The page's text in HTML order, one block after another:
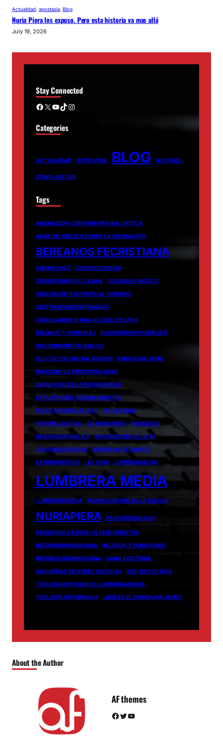
Actualidad apostasía Blog
Nuria Piera los expuso. Pero esta historia va mas allá
July 19, 2026
Stay Connected
Facebook X YouTube TikTok Instagram
Categories
ACTUALIDAD APOSTASÍA BLOG BLOGROLL
COMO JUZGAR
Tags
ADORACIÓN CONTEMPORÁNEA CRÍTICA
ANÁLISIS BÍBLICO SOBRE LA ADORACIÓN
BEREANOS FECRISTIANA
CIBERACOSO
CIBERSEGURIDAD
CIBERSEGURIDAD LATAM
COLOMBIA MEXICO
CRECIMIENTO ESPIRITUAL GENUINO
CRISTIANISMOREFORMADO
CÓMO SABER SI UNA IGLESIA ES SANA
DIEZMOS Y OFRENDAS
DISCERNIMIENTOBIBLICO
DISCERNIMIENTO BÍBLICO
EDUCACIÓN DIGITAL PADRES
EMOCIONALISMO
EMOCIÓN VS EMOCIONALISMO
EVANGELIO DE LA PROSPERIDAD
EXPLOTACIÓN SEXUAL INFANTIL
FALSA ESPIRITUALIDAD
FE O ESTAFA
FORENSE DIGITAL
G3 MINISTRIES
GROOMING
IGLESIAEVANGELICA
INFLUENCERS DE LA FE
JOHN MACARTHUR
JONATHAN EDWARDS
LATINOAMÉRICA
LEY NOKI LUMBRERABLOG
LUMBRERA MEDIA
LUMBRERAMEDIA MANIPULACIÓN EN LA IGLESIA
NURIAPIERA PASTORESDELUJO
PRESENCIA DE DIOS VS SENTIMIENTOS
REFORMADOMINICANA
RELIGIÓN Y EMOCIONES
REPUBLICADOMINICANA
SANA DOCTRINA
SEGURIDAD EN REDES SOCIALES
SOLI DEO GLORIA
TEOLOGIAREFORMADA LUMBRERAMEDIA
TEOLOGÍA REFORMADA
¿QUÉ ES EL EMOCIONALISMO?
About the Author
AF themes
Facebook Twitter YouTube